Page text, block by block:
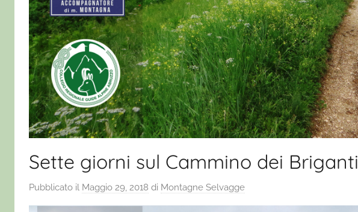
Sette giorni sul Cammino dei Briganti
Pubblicato il Maggio 29, 2018 di Montagne Selvagge